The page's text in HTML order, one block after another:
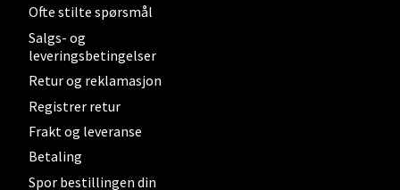
Ofte stilte spørsmål
Salgs- og
leveringsbetingelser
Retur og reklamasjon
Registrer retur
Frakt og leveranse
Betaling
Spor bestillingen din
Tromsø - Jekta Storsenter
Karlsøyveien 12, 9015 Tromsø
Åpent i dag 10-21